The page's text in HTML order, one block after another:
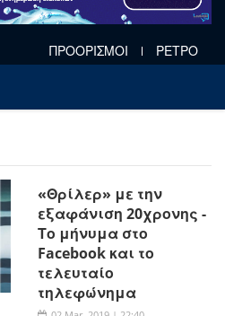
ΠΡΟΟΡΙΣΜΟΙ ΡΕΤΡΟ
«Θρίλερ» με την
εξαφάνιση 20χρονης -
Το μήνυμα στο
Facebook και το
τελευταίο
τηλεφώνημα